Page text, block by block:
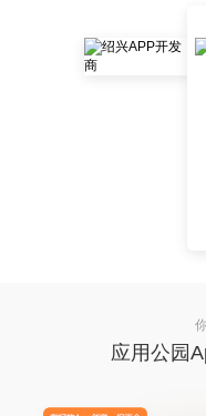
应用公园